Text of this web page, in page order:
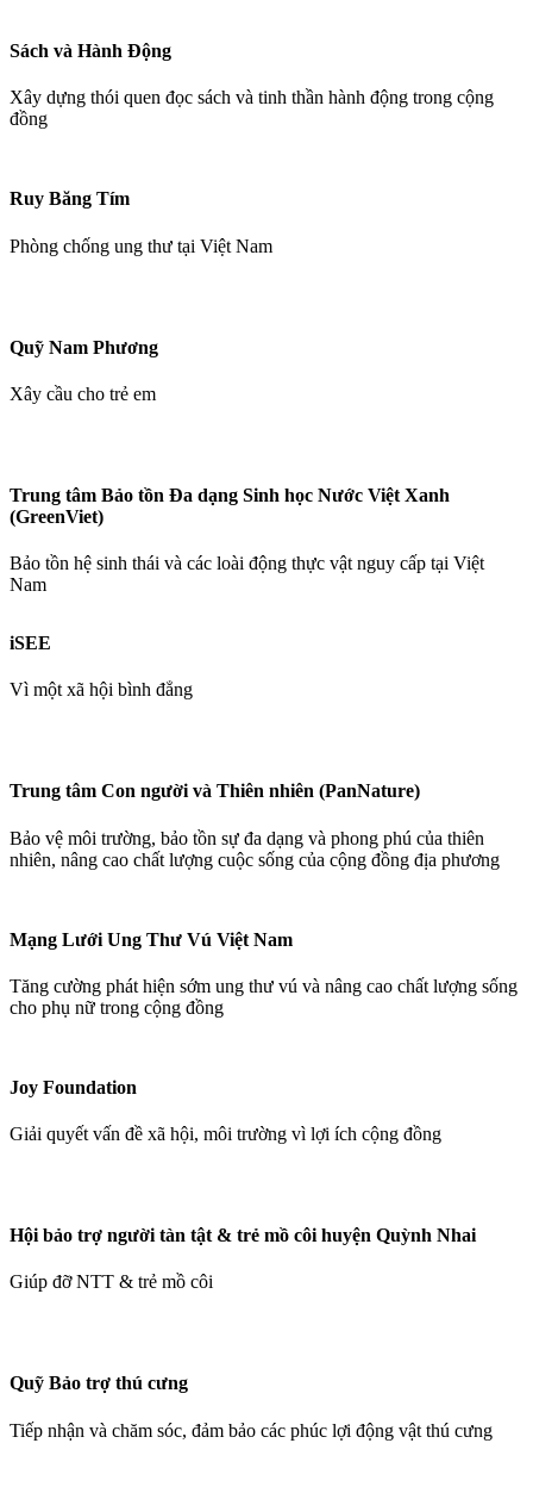
Sách và Hành Động
Xây dựng thói quen đọc sách và tinh thần hành động trong cộng
đồng
Ruy Băng Tím
Phòng chống ung thư tại Việt Nam
Quỹ Nam Phương
Xây cầu cho trẻ em
Trung tâm Bảo tồn Đa dạng Sinh học Nước Việt Xanh
(GreenViet)
Bảo tồn hệ sinh thái và các loài động thực vật nguy cấp tại Việt
Nam
iSEE
Vì một xã hội bình đẳng
Trung tâm Con người và Thiên nhiên (PanNature)
Bảo vệ môi trường, bảo tồn sự đa dạng và phong phú của thiên
nhiên, nâng cao chất lượng cuộc sống của cộng đồng địa phương
Mạng Lưới Ung Thư Vú Việt Nam
Tăng cường phát hiện sớm ung thư vú và nâng cao chất lượng sống
cho phụ nữ trong cộng đồng
Joy Foundation
Giải quyết vấn đề xã hội, môi trường vì lợi ích cộng đồng
Hội bảo trợ người tàn tật & trẻ mồ côi huyện Quỳnh Nhai
Giúp đỡ NTT & trẻ mồ côi
Quỹ Bảo trợ thú cưng
Tiếp nhận và chăm sóc, đảm bảo các phúc lợi động vật thú cưng